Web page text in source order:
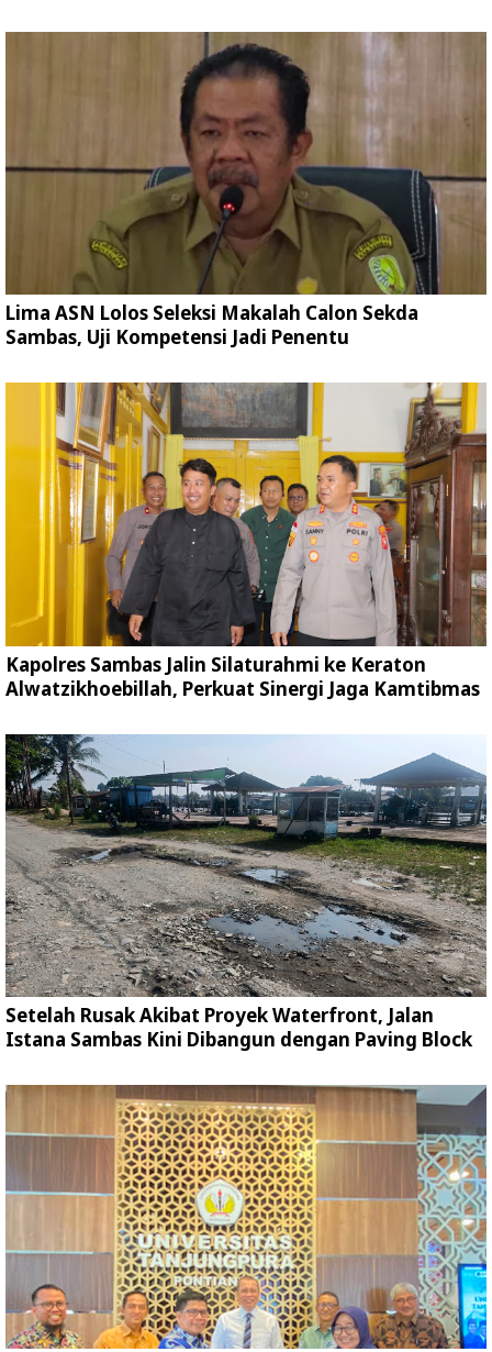
Lima ASN Lolos Seleksi Makalah Calon Sekda
Sambas, Uji Kompetensi Jadi Penentu
Kapolres Sambas Jalin Silaturahmi ke Keraton
Alwatzikhoebillah, Perkuat Sinergi Jaga Kamtibmas
Setelah Rusak Akibat Proyek Waterfront, Jalan
Istana Sambas Kini Dibangun dengan Paving Block